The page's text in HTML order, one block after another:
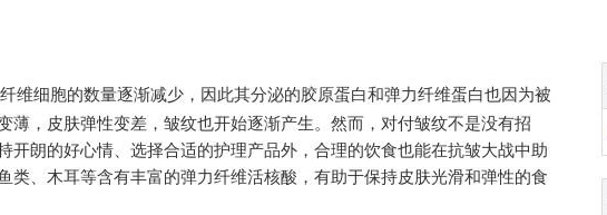
维细胞的数量逐渐减少，因此其分泌的胶原蛋白和弹力纤维蛋白也因为被
薄，皮肤弹性变差，皱纹也开始逐渐产生。然而，对付皱纹不是没有招
开朗的好心情、选择合适的护理产品外，合理的饮食也能在抗皱大战中助
类、木耳等含有丰富的弹力纤维活核酸，有助于保持皮肤光滑和弹性的食